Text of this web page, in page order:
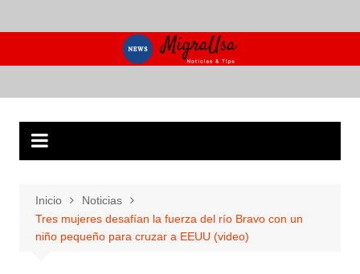
al
Inicio
Noticias
Tres mujeres desafían la fuerza del río Bravo con un
niño pequeño para cruzar a EEUU (video)